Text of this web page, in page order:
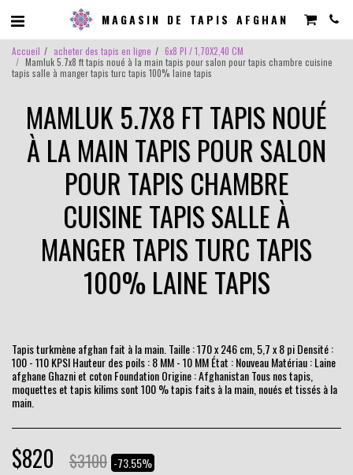
MAGASIN DE TAPIS AFGHAN
Accueil acheter des tapis en ligne
6x8 PI / 1,70X2,40 CM
Mamluk 5.7x8 ft tapis noué à la main tapis pour salon pour tapis chambre cuisine
tapis salle à manger tapis turc tapis 100% laine tapis
MAMLUK 5.7X8 FT TAPIS NOUÉ
À LA MAIN TAPIS POUR SALON
POUR TAPIS CHAMBRE
CUISINE TAPIS SALLE À
MANGER TAPIS TURC TAPIS
100% LAINE TAPIS
Tapis turkmène afghan fait à la main. Taille : 170 x 246 cm, 5,7 x 8 pi Densité :
100 - 110 KPSI Hauteur des poils : 8 MM - 10 MM État : Nouveau Matériau : Laine
afghane Ghazni et coton Foundation Origine : Afghanistan Tous nos tapis,
moquettes et tapis kilims sont 100 % tapis faits à la main, noués et tissés à la
main.
$820 $3100 -73.55%